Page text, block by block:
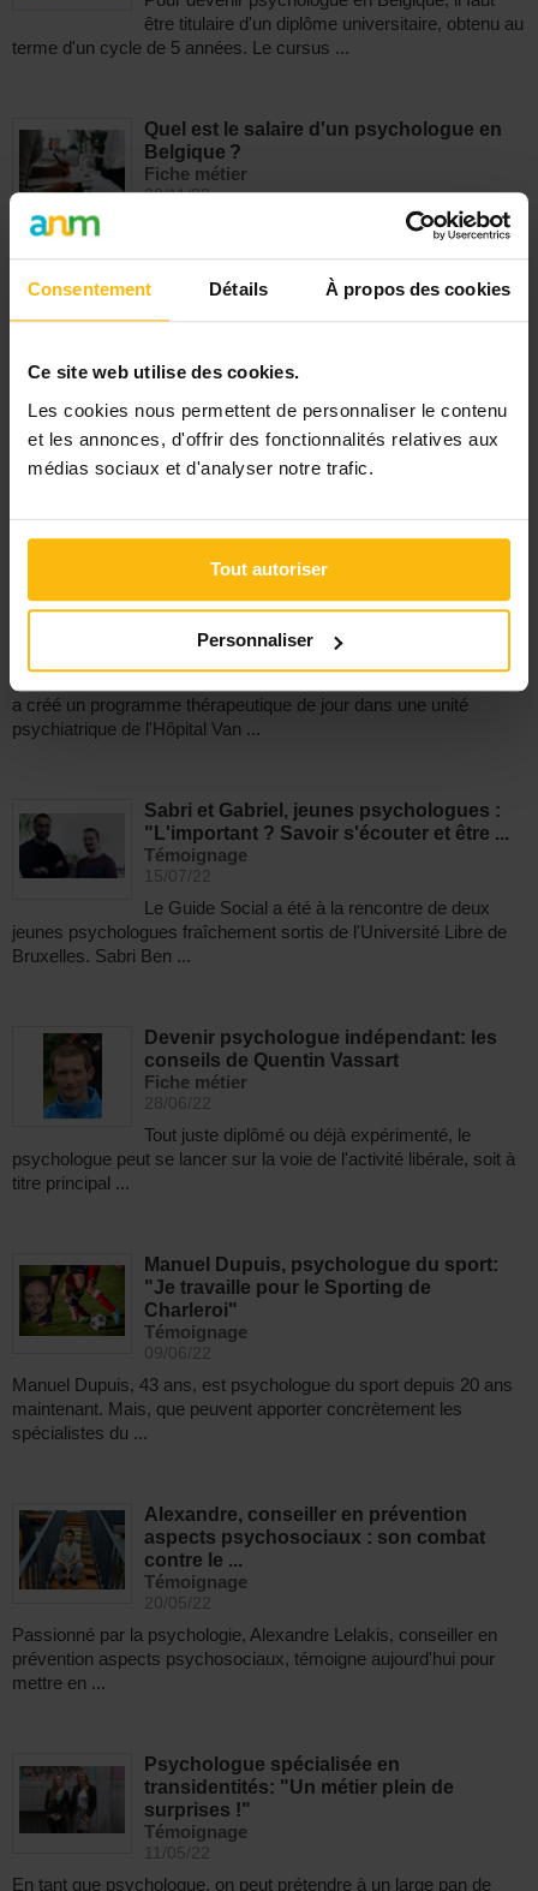
Consentement Détails À propos des cookies
Ce site web utilise des cookies.
Les cookies nous permettent de personnaliser le contenu
et les annonces, d'offrir des fonctionnalités relatives aux
médias sociaux et d'analyser notre trafic.
Tout autoriser
Personnaliser
être titulaire d'un diplôme universitaire, obtenu au
terme d'un cycle de 5 années. Le cursus ...
Quel est le salaire d'un psychologue en
Belgique ?
Fiche métier
30/11/22
Le psychologue, au sens professionnel, est une
"Valorisant, touchant et intense !"
Témoignage
01/09/22
Le champ de la psychologie est très large : la
psychologie de l'enfant, la sexologie, la neuropsychologie... Pour
thérapie avec le patient"
25/08/22
a créé un programme thérapeutique de jour dans une unité
psychiatrique de l'Hôpital Van ...
Sabri et Gabriel, jeunes psychologues :
"L'important ? Savoir s'écouter et être ...
Témoignage
15/07/22
Le Guide Social a été à la rencontre de deux
jeunes psychologues fraîchement sortis de l'Université Libre de
Bruxelles. Sabri Ben ...
Devenir psychologue indépendant: les
conseils de Quentin Vassart
Fiche métier
28/06/22
Tout juste diplômé ou déjà expérimenté, le
psychologue peut se lancer sur la voie de l'activité libérale, soit à
titre principal ...
Manuel Dupuis, psychologue du sport:
"Je travaille pour le Sporting de
Charleroi"
Témoignage
09/06/22
Manuel Dupuis, 43 ans, est psychologue du sport depuis 20 ans
maintenant. Mais, que peuvent apporter concrètement les
spécialistes du ...
Alexandre, conseiller en prévention
aspects psychosociaux : son combat
contre le ...
Témoignage
20/05/22
Passionné par la psychologie, Alexandre Lelakis, conseiller en
prévention aspects psychosociaux, témoigne aujourd'hui pour
mettre en ...
Psychologue spécialisée en
transidentités: "Un métier plein de
surprises !"
Témoignage
11/05/22
En tant que psychologue, on peut prétendre à un large pan de